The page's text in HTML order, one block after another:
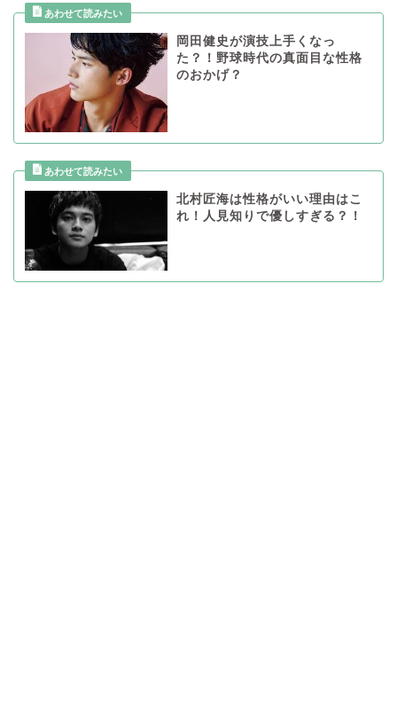
岡田健史が演技上手くなっ
た？！野球時代の真面目な性格
のおかげ？
北村匠海は性格がいい理由はこ
れ！人見知りで優しすぎる？！